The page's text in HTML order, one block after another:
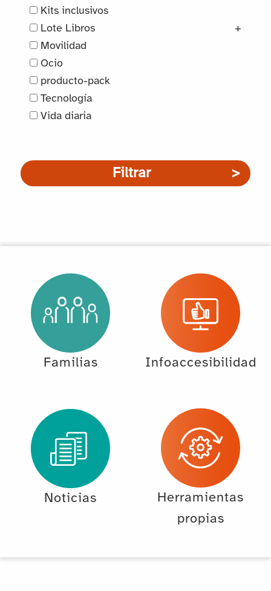
Kits inclusivos
Lote Libros
+
Movilidad
Ocio
producto-pack
Tecnología
Vida diaria
Filtrar
Familias Infoaccesibilidad
Noticias
Herramientas
propias